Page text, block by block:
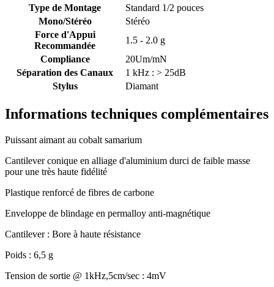
Type de Montage
Standard 1/2 pouces
Mono/Stéréo
Stéréo
Force d'Appui
Recommandée
1.5 - 2.0 g
Compliance
20Um/mN
Séparation des Canaux
1 kHz : > 25dB
Stylus
Diamant
Informations techniques complémentaires
Puissant aimant au cobalt samarium
Cantilever conique en alliage d'aluminium durci de faible masse
pour une très haute fidélité
Plastique renforcé de fibres de carbone
Enveloppe de blindage en permalloy anti-magnétique
Cantilever : Bore à haute résistance
Poids : 6,5 g
Tension de sortie @ 1kHz,5cm/sec : 4mV